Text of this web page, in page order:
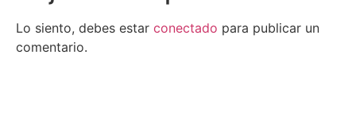
Lo siento, debes estar conectado para publicar un
comentario.